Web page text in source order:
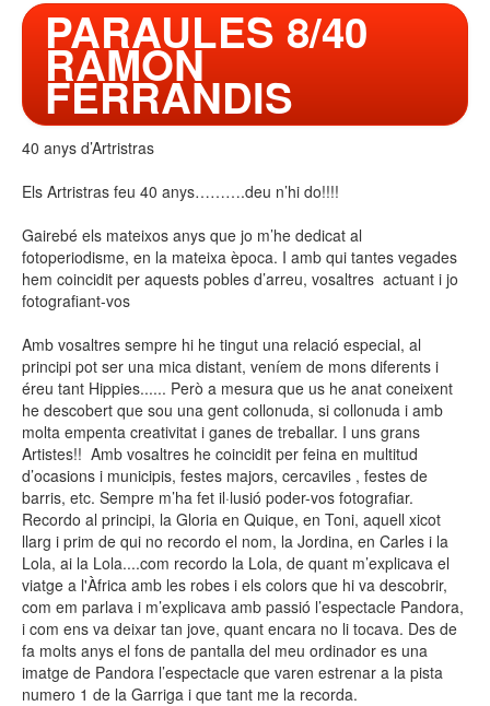
PARAULES 8/40
RAMON
FERRANDIS
40 anys d’Artristras
Els Artristras feu 40 anys……….deu n’hi do!!!!
Gairebé els mateixos anys que jo m’he dedicat al
fotoperiodisme, en la mateixa època. I amb qui tantes vegades
hem coincidit per aquests pobles d’arreu, vosaltres actuant i jo
fotografiant-vos
Amb vosaltres sempre hi he tingut una relació especial, al
principi pot ser una mica distant, veníem de mons diferents i
éreu tant Hippies...... Però a mesura que us he anat coneixent
he descobert que sou una gent collonuda, si collonuda i amb
molta empenta creativitat i ganes de treballar. I uns grans
Artistes!! Amb vosaltres he coincidit per feina en multitud
d’ocasions i municipis, festes majors, cercaviles , festes de
barris, etc. Sempre m’ha fet il·lusió poder-vos fotografiar.
Recordo al principi, la Gloria en Quique, en Toni, aquell xicot
llarg i prim de qui no recordo el nom, la Jordina, en Carles i la
Lola, ai la Lola....com recordo la Lola, de quant m’explicava el
viatge a l'Àfrica amb les robes i els colors que hi va descobrir,
com em parlava i m’explicava amb passió l’espectacle Pandora,
i com ens va deixar tan jove, quant encara no li tocava. Des de
fa molts anys el fons de pantalla del meu ordinador es una
imatge de Pandora l’espectacle que varen estrenar a la pista
numero 1 de la Garriga i que tant me la recorda.